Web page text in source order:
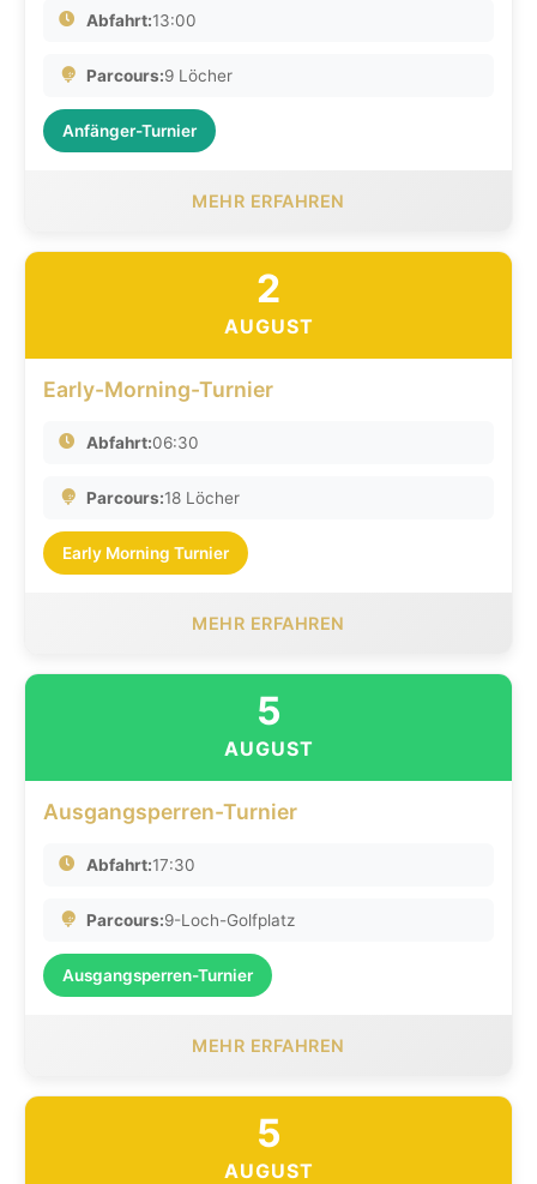
Abfahrt:13:00
Parcours:9 Löcher
Anfänger-Turnier
MEHR ERFAHREN
2
AUGUST
Early-Morning-Turnier
Abfahrt:06:30
Parcours:18 Löcher
Early Morning Turnier
MEHR ERFAHREN
5
AUGUST
Ausgangsperren-Turnier
Abfahrt:17:30
Parcours:9-Loch-Golfplatz
Ausgangsperren-Turnier
MEHR ERFAHREN
5
AUGUST